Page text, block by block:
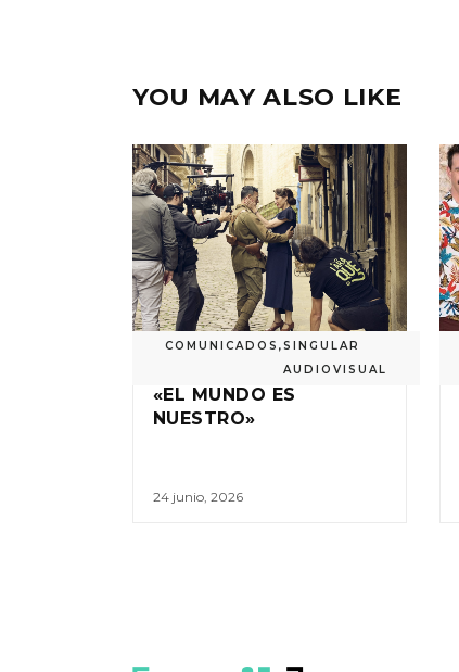
YOU MAY ALSO LIKE
COMUNICADOS ,SINGULAR
AUDIOVISUAL
«EL MUNDO ES
NUESTRO»
24 junio, 2026